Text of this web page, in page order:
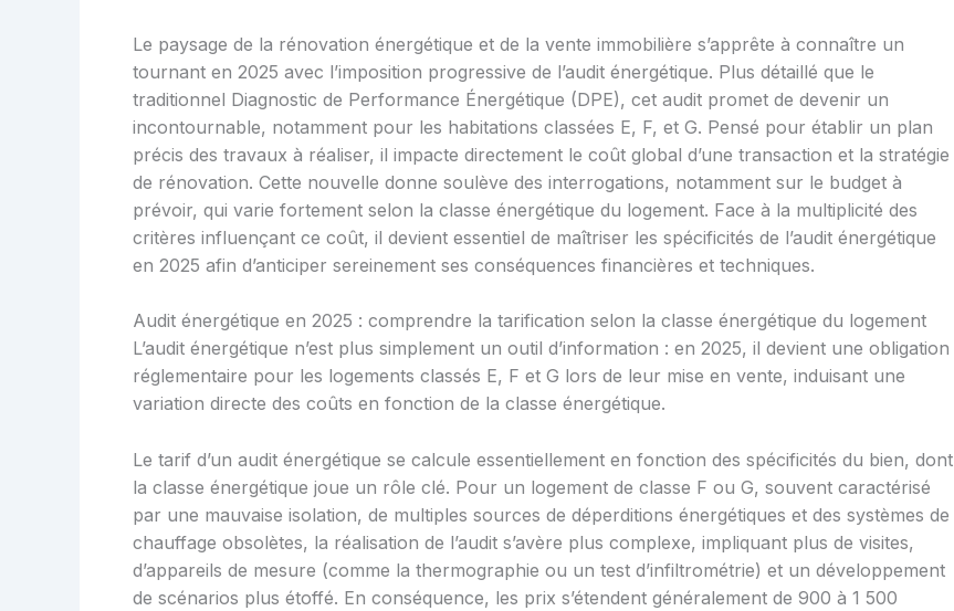
Le paysage de la rénovation énergétique et de la vente immobilière s’apprête à connaître un
tournant en 2025 avec l’imposition progressive de l’audit énergétique. Plus détaillé que le
traditionnel Diagnostic de Performance Énergétique (DPE), cet audit promet de devenir un
incontournable, notamment pour les habitations classées E, F, et G. Pensé pour établir un plan
précis des travaux à réaliser, il impacte directement le coût global d’une transaction et la stratégie
de rénovation. Cette nouvelle donne soulève des interrogations, notamment sur le budget à
prévoir, qui varie fortement selon la classe énergétique du logement. Face à la multiplicité des
critères influençant ce coût, il devient essentiel de maîtriser les spécificités de l’audit énergétique
en 2025 afin d’anticiper sereinement ses conséquences financières et techniques.
Audit énergétique en 2025 : comprendre la tarification selon la classe énergétique du logement
L’audit énergétique n’est plus simplement un outil d’information : en 2025, il devient une obligation
réglementaire pour les logements classés E, F et G lors de leur mise en vente, induisant une
variation directe des coûts en fonction de la classe énergétique.
Le tarif d’un audit énergétique se calcule essentiellement en fonction des spécificités du bien, dont
la classe énergétique joue un rôle clé. Pour un logement de classe F ou G, souvent caractérisé
par une mauvaise isolation, de multiples sources de déperditions énergétiques et des systèmes de
chauffage obsolètes, la réalisation de l’audit s’avère plus complexe, impliquant plus de visites,
d’appareils de mesure (comme la thermographie ou un test d’infiltrométrie) et un développement
de scénarios plus étoffé. En conséquence, les prix s’étendent généralement de 900 à 1 500